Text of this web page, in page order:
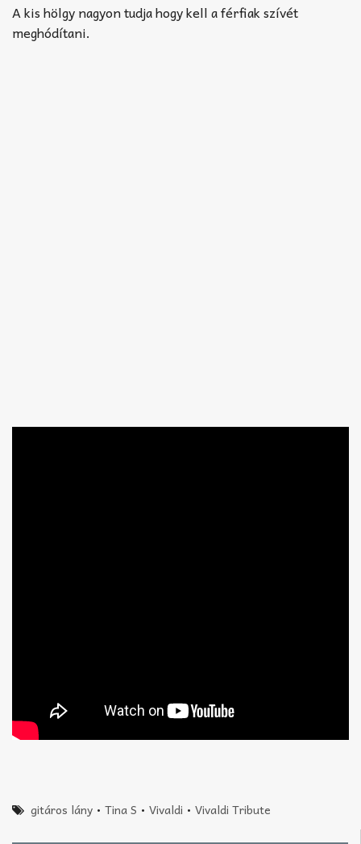
TABok
A kis hölgy nagyon tudja hogy kell a férfiak szívét
meghódítani.
gitáros lány •Tina S •Vivaldi •Vivaldi Tribute